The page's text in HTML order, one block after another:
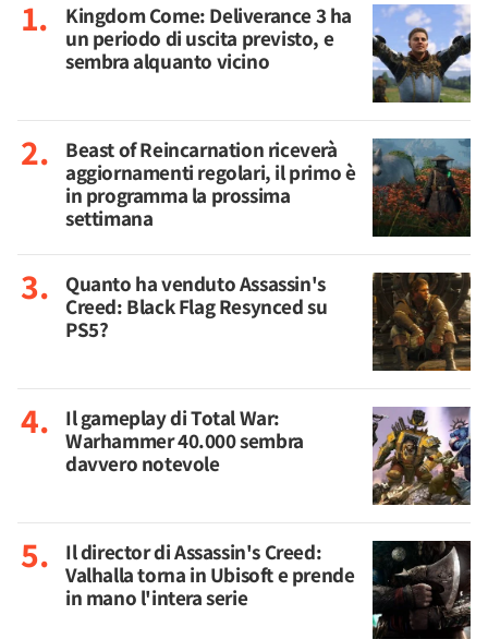
Kingdom Come: Deliverance 3 ha
un periodo di uscita previsto, e
sembra alquanto vicino
Beast of Reincarnation riceverà
aggiornamenti regolari, il primo è
in programma la prossima
settimana
Quanto ha venduto Assassin's
Creed: Black Flag Resynced su
PS5?
Il gameplay di Total War:
Warhammer 40.000 sembra
davvero notevole
Il director di Assassin's Creed:
Valhalla torna in Ubisoft e prende
in mano l'intera serie